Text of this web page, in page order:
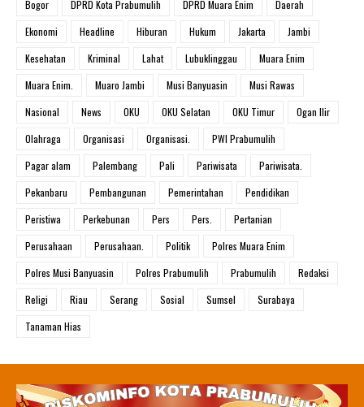
Bogor
DPRD Kota Prabumulih DPRD Muara Enim
Daerah
Ekonomi
Headline Hiburan Hukum Jakarta
Jambi
Kesehatan
Kriminal Lahat Lubuklinggau
Muara Enim
Muara Enim.
Muaro Jambi Musi Banyuasin
Musi Rawas
Nasional
News OKU OKU Selatan OKU Timur
Ogan Ilir
Olahraga
Organisasi Organisasi.
PWI Prabumulih
Pagar alam
Palembang Pali Pariwisata
Pariwisata.
Pekanbaru
Pembangunan Pemerintahan
Pendidikan
Peristiwa
Perkebunan Pers Pers.
Pertanian
Perusahaan
Perusahaan. Politik
Polres Muara Enim
Polres Musi Banyuasin
Polres Prabumulih Prabumulih
Redaksi
Religi
Riau Serang Sosial Sumsel
Surabaya
Tanaman Hias